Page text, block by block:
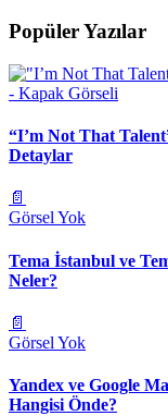
Popüler Yazılar
“I’m Not That
Detaylar
📄
Görsel Yok
Tema İstanbul ve
Neler?
📄
Görsel Yok
Yandex ve Google
Hangisi Önde?